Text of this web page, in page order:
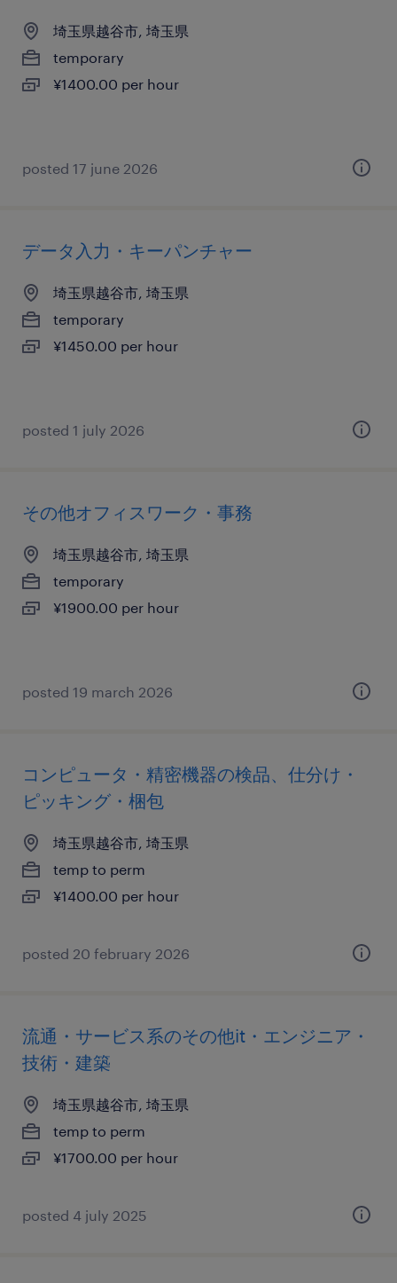
埼玉県越谷市, 埼玉県
temporary
¥1400.00 per hour
posted 17 june 2026
データ入力・キーパンチャー
埼玉県越谷市, 埼玉県
temporary
¥1450.00 per hour
posted 1 july 2026
その他オフィスワーク・事務
埼玉県越谷市, 埼玉県
temporary
¥1900.00 per hour
posted 19 march 2026
コンピュータ・精密機器の検品、仕分け・
ピッキング・梱包
埼玉県越谷市, 埼玉県
temp to perm
¥1400.00 per hour
posted 20 february 2026
流通・サービス系のその他it・エンジニア・
技術・建築
埼玉県越谷市, 埼玉県
temp to perm
¥1700.00 per hour
posted 4 july 2025